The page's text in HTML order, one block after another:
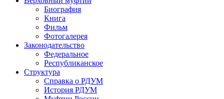
Биография
Книга
Фильм
Фотогалерея
Законодательство
Федеральное
Республиканское
Структура
Справка о РДУМ
История РДУМ